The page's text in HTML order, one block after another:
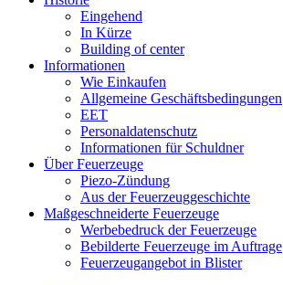
Eingehend
In Kürze
Building of center
Informationen
Wie Einkaufen
Allgemeine Geschäftsbedingungen
EET
Personaldatenschutz
Informationen für Schuldner
Über Feuerzeuge
Piezo-Zündung
Aus der Feuerzeuggeschichte
Maßgeschneiderte Feuerzeuge
Werbebedruck der Feuerzeuge
Bebilderte Feuerzeuge im Auftrage
Feuerzeugangebot in Blister